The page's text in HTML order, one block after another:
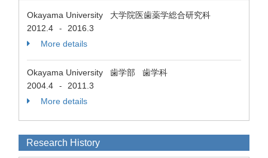
Okayama University 大学院医歯薬学総合研究科
2012.4
-
2016.3
More details
Okayama University 歯学部 歯学科
2004.4
-
2011.3
More details
Research History